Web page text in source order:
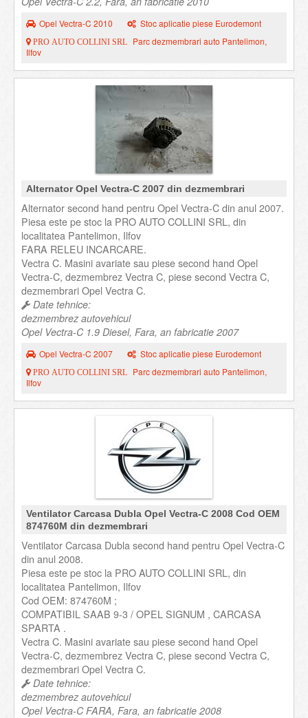
Opel Vectra-C 2010 Stoc aplicatie piese Eurodemont
PRO AUTO COLLINI SRL
Parc dezmembrari auto Pantelimon,
Ilfov
Alternator Opel Vectra-C 2007 din dezmembrari
Alternator second hand pentru Opel Vectra-C din anul 2007.
Piesa este pe stoc la PRO AUTO COLLINI SRL, din
localitatea Pantelimon, Ilfov
FARA RELEU INCARCARE.
Vectra C. Masini avariate sau piese second hand Opel
Vectra-C, dezmembrez Vectra C, piese second Vectra C,
dezmembrari Opel Vectra C.
Date tehnice:
dezmembrez autovehicul
Opel Vectra-C 1.9 Diesel, Fara, an fabricatie 2007
Opel Vectra-C 2007 Stoc aplicatie piese Eurodemont
PRO AUTO COLLINI SRL
Parc dezmembrari auto Pantelimon,
Ilfov
Ventilator Carcasa Dubla Opel Vectra-C 2008 Cod OEM
874760M din dezmembrari
Ventilator Carcasa Dubla second hand pentru Opel Vectra-C
din anul 2008.
Piesa este pe stoc la PRO AUTO COLLINI SRL, din
localitatea Pantelimon, Ilfov
Cod OEM: 874760M ;
COMPATIBIL SAAB 9-3 / OPEL SIGNUM , CARCASA
SPARTA .
Vectra C. Masini avariate sau piese second hand Opel
Vectra-C, dezmembrez Vectra C, piese second Vectra C,
dezmembrari Opel Vectra C.
Date tehnice:
dezmembrez autovehicul
Opel Vectra-C FARA, Fara, an fabricatie 2008